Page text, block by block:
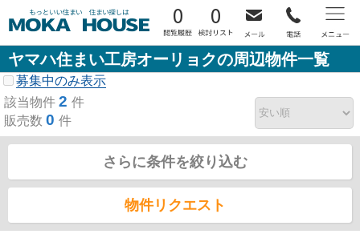
0 0
ヤマハ住まい工房オーリョクの周辺物件一覧
募集中のみ表示
該当物件 2 件
販売数 0 件
さらに条件を絞り込む
物件リクエスト